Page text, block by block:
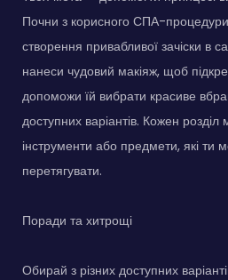
Почни з корисного СПА-
створення привабливої зачіски в
нанеси чудовий макіяж, щоб
допоможи їй вибрати красиве
доступних варіантів. Кожен розділ
інструменти або предмети, які ти
перетягувати.
Поради та хитрощі
Обирай з різних доступних